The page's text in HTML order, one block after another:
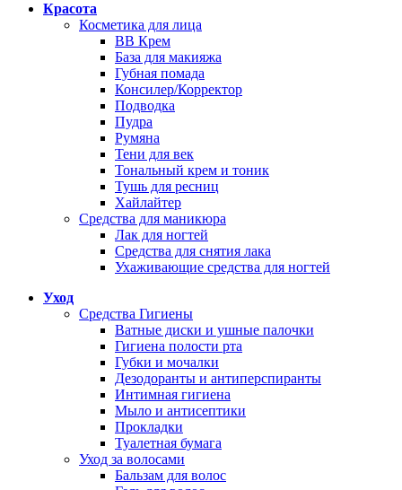
Красота
Косметика для лица
BB Крем
База для макияжа
Губная помада
Консилер/Корректор
Подводка
Пудра
Румяна
Тени для век
Тональный крем и тоник
Тушь для ресниц
Хайлайтер
Средства для маникюра
Лак для ногтей
Средства для снятия лака
Ухаживающие средства для ногтей
Уход
Средства Гигиены
Ватные диски и ушные палочки
Гигиена полости рта
Губки и мочалки
Дезодоранты и антиперспиранты
Интимная гигиена
Мыло и антисептики
Прокладки
Туалетная бумага
Уход за волосами
Бальзам для волос